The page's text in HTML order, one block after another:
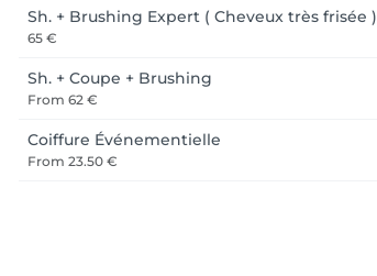
Sh. + Brushing Expert ( Cheveux très frisée )
65 €
Sh. + Coupe + Brushing
From 62 €
Coiffure Événementielle
From 23.50 €